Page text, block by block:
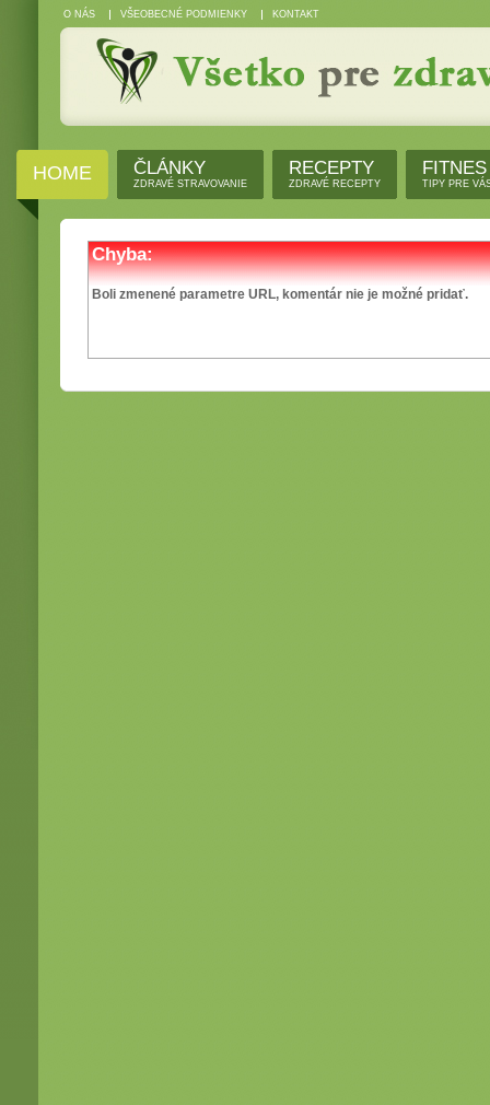
O NÁS VŠEOBECNÉ PODMIENKY KONTAKT
HOME ČLÁNKY
ZDRAVÉ STRAVOVANIE
RECEPTY
ZDRAVÉ RECEPTY
FITNES
TIPY PRE
Chyba:
Boli zmenené parametre URL, komentár nie je možné pridať.